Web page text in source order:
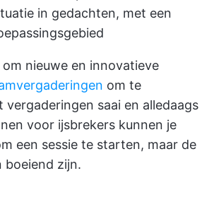
in gedachten, met een
nieuwe en innovatieve
om te
saai en alledaags
voor ijsbrekers kunnen je
een sessie te starten, maar de
boeiend zijn.